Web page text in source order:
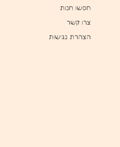
חפשו חנות
צרו קשר
הצהרת נגישות